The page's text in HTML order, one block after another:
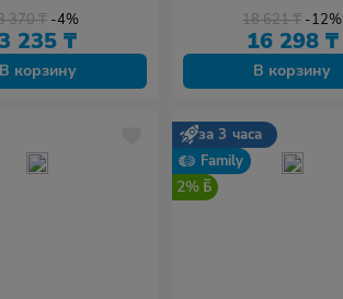
Пол. пакет
370₸ -4%
235 ₸
В корзину
18 621₸ -12%
16 298 ₸
В корзину
за 3 часа
Family
2%